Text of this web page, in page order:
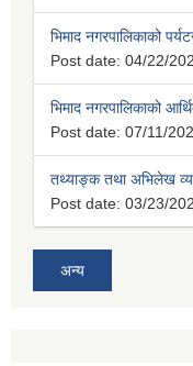
भिमाद नगरपालिकाको
Post date: 04/22/
भिमाद नगरपालिकाको
Post date: 07/11/
तथ्याङ्क तथा अभिलेख
Post date: 03/23/
अन्य